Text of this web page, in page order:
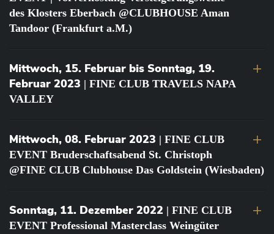
des Klosters Eberbach @CLUBHOUSE Aman
Tandoor (Frankfurt a.M.)
Mittwoch, 15. Februar bis Sonntag, 19.
Februar 2023 | FINE CLUB TRAVELS NAPA
VALLEY
Mittwoch, 08. Februar 2023 | FINE CLUB
EVENT Bruderschaftsabend St. Christoph
@FINE CLUB Clubhouse Das Goldstein (Wiesbaden)
Sonntag, 11. Dezember 2022 | FINE CLUB
EVENT Professional Masterclass Weingüter